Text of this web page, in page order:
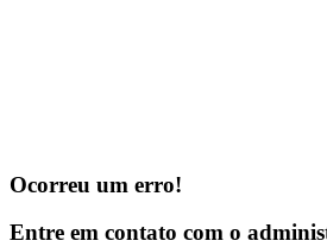
Ocorreu um erro!
Entre em contato com o